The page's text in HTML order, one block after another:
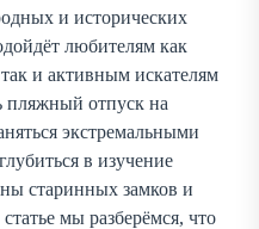
и исторических
любителям как
и активным искателям
отпуск на
экстремальными
в изучение
старинных замков и
мы разберёмся, что